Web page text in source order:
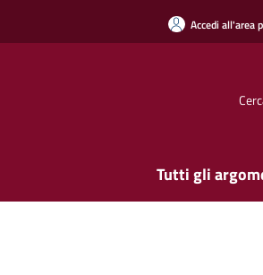
Accedi all'area
Tutti gli